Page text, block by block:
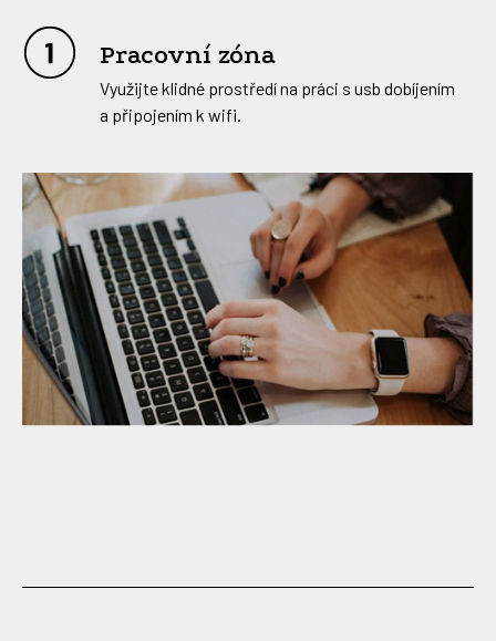
Pracovní zóna
Využijte klidné prostředí na práci s usb dobíjením
a připojením k wifi.